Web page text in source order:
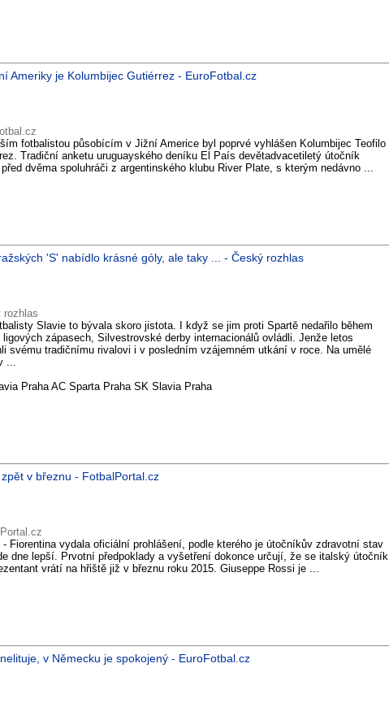
Ameriky je Kolumbijec Gutiérrez - EuroFotbal.cz
fotbalistou působícím v Jižní Americe byl poprvé vyhlášen Kolumbijec Teofilo
Tradiční anketu uruguayského deníku El País devětadvacetiletý útočník
dvěma spoluhráči z argentinského klubu River Plate, s kterým nedávno ...
'S' nabídlo krásné góly, ale taky ... - Český rozhlas
rozhlas
Slavie to bývala skoro jistota. I když se jim proti Spartě nedařilo během
ligových zápasech, Silvestrovské derby internacionálů ovládli. Jenže letos
svému tradičnímu rivalovi i v posledním vzájemném utkání v roce. Na umělé
...
Praha AC Sparta Praha SK Slavia Praha
v březnu - FotbalPortal.cz
- Fiorentina vydala oficiální prohlášení, podle kterého je útočníkův zdravotní stav
dne lepší. Prvotní předpoklady a vyšetření dokonce určují, že se italský útočník
vrátí na hřiště již v březnu roku 2015. Giuseppe Rossi je ...
v Německu je spokojený - EuroFotbal.cz